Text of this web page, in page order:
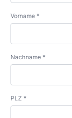
Vorname *
Nachname *
PLZ *